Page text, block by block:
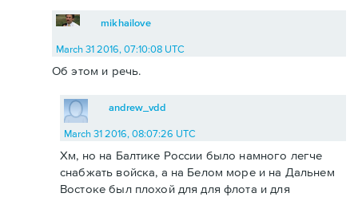
mikhailove
March 31 2016, 07:10:08 UTC
Об этом и речь.
andrew_vdd
March 31 2016, 08:07:26 UTC
Хм, но на Балтике России было намного легче
снабжать войска, а на Белом море и на Дальнем
Востоке был плохой для для флота и для